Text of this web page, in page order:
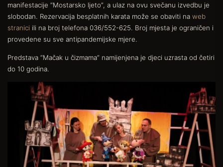
manifestacije “Mostarsko ljeto”, a ulaz na ovu svečanu izvedbu je
slobodan. Rezervacija besplatnih karata može se obaviti na web
stranici ili na broj telefona 036/552-625. Broj mjesta je ograničen i
provedene su sve antipandemijske mjere.
Predstava “Mačak u čizmama” namijenjena je djeci uzrasta od četiri
do 10 godina.